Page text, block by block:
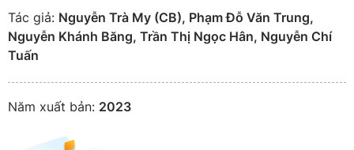
Tác giả: Nguyễn Trà My (CB), Phạm Đỗ Văn Trung,
Nguyễn Khánh Băng, Trần Thị Ngọc Hân, Nguyễn Chí
Tuấn
Năm xuất bản: 2023